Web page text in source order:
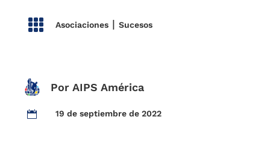
 Asociaciones| Sucesos
Por AIPS América
 19 de septiembre de 2022